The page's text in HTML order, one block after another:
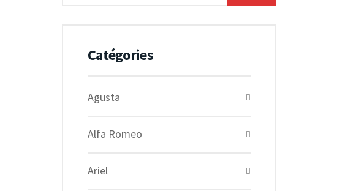
Catégories
Agusta
Alfa Romeo
Ariel